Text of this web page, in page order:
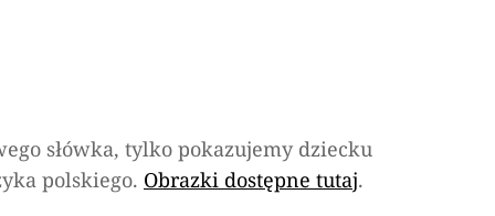
słówka, tylko pokazujemy dziecku
polskiego. Obrazki dostępne tutaj.